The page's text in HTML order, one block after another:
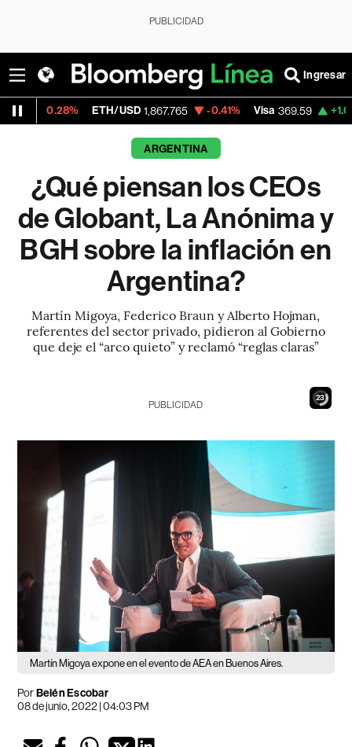
PUBLICIDAD
Ingresar
ETH/USD 1,867.765 -0.41% Visa 369.59 +1.07%
ARGENTINA
¿Qué piensan los CEOs
de Globant, La Anónima y
BGH sobre la inflación en
Argentina?
Martín Migoya, Federico Braun y Alberto Hojman,
referentes del sector privado, pidieron al Gobierno
que deje el “arco quieto” y reclamó “reglas claras”
21
PUBLICIDAD
Martín Migoya expone en el evento de AEA en Buenos Aires.
PorBelén Escobar
08 de junio, 2022 | 04:03 PM